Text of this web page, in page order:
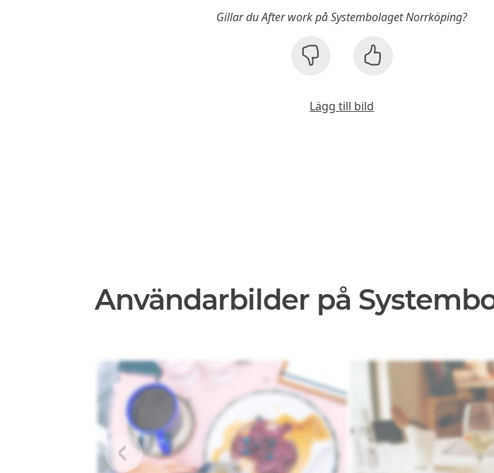
Gillar du After work på Systembolaget Norrköping?
Lägg till bild
Användarbilder på